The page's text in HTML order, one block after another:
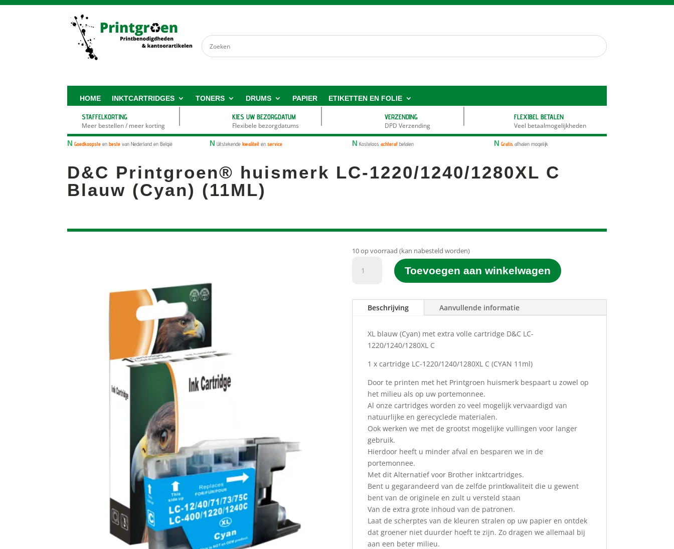
HOME INKTCARTRIDGES TONERS DRUMS PAPIER ETIKETTEN EN FOLIE
STAFFELKORTING
Meer bestellen / meer korting
KIES UW BEZORGDATUM
Flexibele bezorgdatums
VERZENDING
DPD Verzending
FLEXIBEL BETALEN
Veel betaalmogelijkheden
N Goedkoopste enbeste van Nederland en België N Uitstekendekwaliteiten service N Kosteloos achteraf betalen N Gratis afhalen mogelijk
D&C Printgroen® huismerk LC-1220/1240/1280XL C
Blauw (Cyan) (11ML)
10 op voorraad (kan nabesteld worden)
Printgroen®
1220/1240/1280XL
Blauw
(Cyan)
aantal
Toevoegen aan winkelwagen
Beschrijving Aanvullende informatie
XL blauw (Cyan) met extra volle cartridge D&C LC-
1220/1240/1280XL C
1 x cartridge LC-1220/1240/1280XL C (CYAN 11ml)
Door te printen met het Printgroen huismerk bespaart u zowel op
het milieu als op uw portemonnee.
Al onze cartridges worden zo veel mogelijk vervaardigd van
natuurlijke en gerecyclede materialen.
Ook werken we met de grootst mogelijke vullingen voor langer
gebruik.
Hierdoor heeft u minder afval en besparen we in de
portemonnee.
Met dit Alternatief voor Brother inktcartridges.
Bent u gegarandeerd van de zelfde printkwaliteit die u gewent
bent van de originele en zult u versteld staan
Van de extra grote inhoud van de patronen.
Laat de scherptes van de kleuren stralen op uw papier en ontdek
dat groener niet duurder hoeft te zijn. Zo dragen we allemaal bij
aan een beter milieu.